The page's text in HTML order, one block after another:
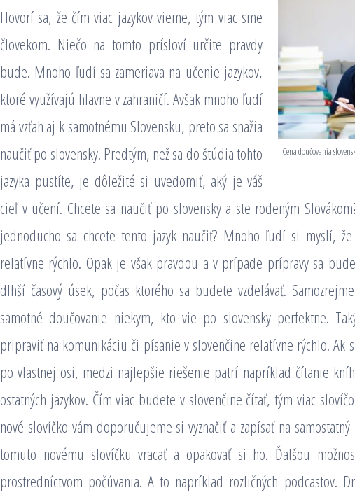
Cena doučovania
Hovorí sa, že čím viac jazykov vieme, tým viac sme
človekom. Niečo na tomto prísloví určite pravdy
bude. Mnoho ľudí sa zameriava na učenie jazykov,
ktoré využívajú hlavne v zahraničí. Avšak mnoho ľudí
má vzťah aj k samotnému Slovensku, preto sa snažia
naučiť po slovensky. Predtým, než sa do štúdia tohto
jazyka pustíte, je dôležité si uvedomiť, aký je váš
cieľ v učení. Chcete sa naučiť po slovensky a ste rodeným
jednoducho sa chcete tento jazyk naučiť? Mnoho ľudí si myslí,
relatívne rýchlo. Opak je však pravdou a v prípade prípravy sa
dlhší časový úsek, počas ktorého sa budete vzdelávať.
samotné doučovanie niekym, kto vie po slovensky perfektne.
pripraviť na komunikáciu či písanie v slovenčine relatívne rýchlo. Ak
po vlastnej osi, medzi najlepšie riešenie patrí napríklad čítanie
ostatných jazykov. Čím viac budete v slovenčine čítať, tým viac
nové slovíčko vám doporučujeme si vyznačiť a zapísať na
tomuto novému slovíčku vracať a opakovať si ho. Ďalšou
prostredníctvom počúvania. A to napríklad rozličných podcastov.